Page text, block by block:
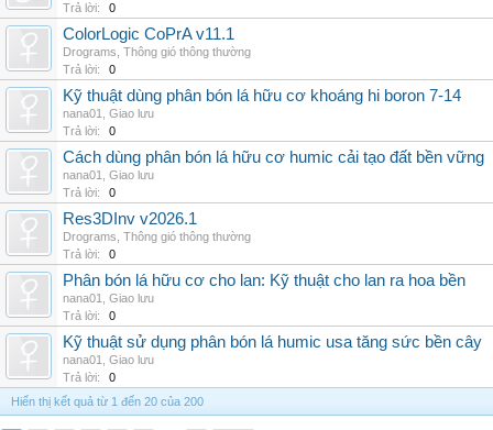
Trả lời:
0
ColorLogic CoPrA v11.1
Drograms Thông gió thông thường
Trả lời:
0
Kỹ thuật dùng phân bón lá hữu cơ khoáng hi boron 7-14
nana01
Giao lưu
Trả lời:
0
Cách dùng phân bón lá hữu cơ humic cải tạo đất bền vững
nana01
Giao lưu
Trả lời:
0
Res3DInv v2026.1
Drograms Thông gió thông thường
Trả lời:
0
Phân bón lá hữu cơ cho lan: Kỹ thuật cho lan ra hoa bền
nana01
Giao lưu
Trả lời:
0
Kỹ thuật sử dụng phân bón lá humic usa tăng sức bền cây
nana01
Giao lưu
Trả lời:
0
Hiển thị kết quả từ 1 đến 20 của 200